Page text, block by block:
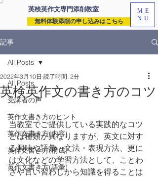
英検英作文専門添削教室
無料体験添削の申し込みはこちら
ME
NU
記事
All Posts
受講者の声
英作文書き方のヒント
英作文書き方(内容)
英作文書き方(構成)
英作文書き方(語彙)
All Posts
英検英作文の書き方のコツ
2022年3月10日 読了時間: 2分
当教室でご提供している実践的なコツ
とは種類が異なりますが、英文に対す
る興味や語彙・文法・表現方法、更に
は文化などの学習方法として、ことわ
ざや言い習わしから知識を得ることは